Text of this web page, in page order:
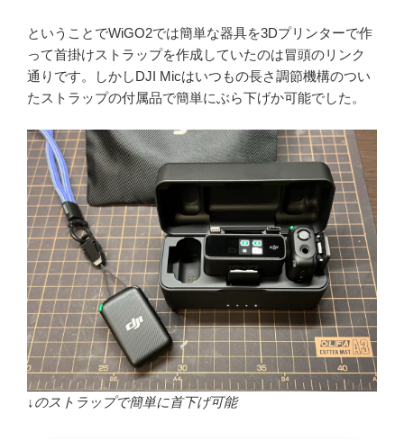
ということでWiGO2では簡単な器具を3Dプリンターで作
って首掛けストラップを作成していたのは冒頭のリンク
通りです。しかしDJI Micはいつもの長さ調節機構のつい
たストラップの付属品で簡単にぶら下げか可能でした。
↓のストラップで簡単に首下げ可能